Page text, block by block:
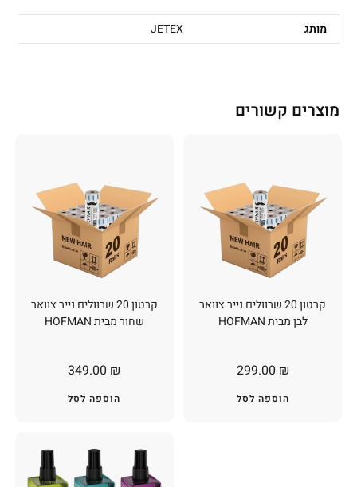
מותג JETEX
מוצרים קשורים
קרטון 20 שרוולים נייר צוואר
שחור מבית HOFMAN
349.00 ₪
הוספה לסל
קרטון 20 שרוולים נייר צוואר
לבן מבית HOFMAN
299.00 ₪
הוספה לסל